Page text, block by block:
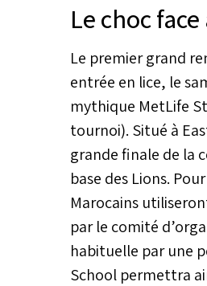
Le choc
Le premier grand
entrée en lice, le
mythique MetLife
tournoi). Situé à
grande finale de la
base des Lions.
Marocains
par le comité
habituelle par une
School permettra